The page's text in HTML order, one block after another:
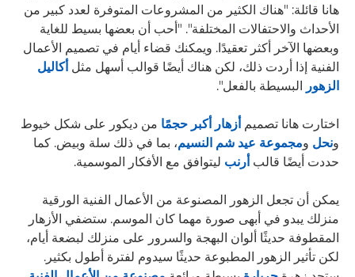
هانا قائلة: "هناك الكثير من المشروعات المتوفرة لعدد كبير من
الأحداث والاحتفالات المختلفة". "أحب أن بعضها بسيط للغاية
وبعضها الآخر أكثر تعقيدًا. ويمكنك قضاء أيام في تصميم الأعمال
الفنية إذا أردت ذلك، لكن هناك أيضًا قوالب أسهل مثل أكاليل
الزهور
البسيطة بالفعل".
اختارت هانا تصميم أزهار أكبر حجمًا من ديكور على شكل خيوط
ونحل ومجموعة عيد شم النسيم، بما في ذلك سلة وبيض. كما
حددت أيضًا قالب أرنب ليتوافق مع الأفكار الموسمية.
يمكن أن تجعل الزهور المصنوعة من الأعمال الفنية الورقية
منزلك يبدو في أبهى صورة مهما كان الموسم. ستضفي الأزهار
المقطوفة حديثًا ألوان البهجة والسرور على منزلك لبضعة أيام،
لكن تأثير الزهور المطبوعة حديثًا سيدوم لفترة أطول بكثير.